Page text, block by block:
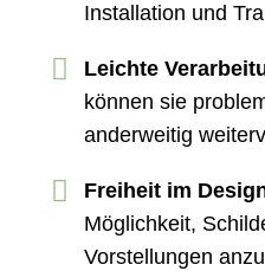
Installation und
Leichte
können sie
anderweitig
Freiheit im
Möglichkeit,
Vorstellungen